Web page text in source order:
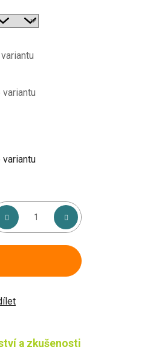
a zkušenosti